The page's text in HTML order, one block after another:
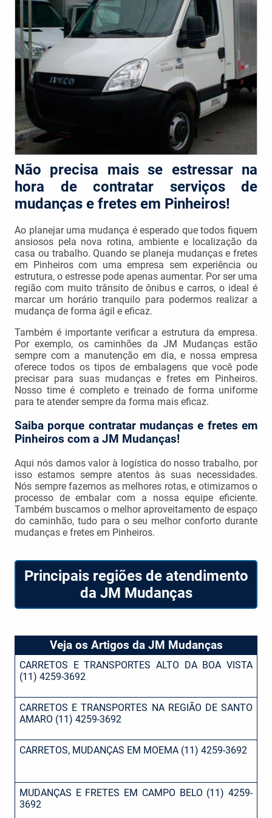
Não precisa mais se estressar na
hora de contratar serviços de
mudanças e fretes em Pinheiros!
Ao planejar uma mudança é esperado que todos fiquem
ansiosos pela nova rotina, ambiente e localização da
casa ou trabalho. Quando se planeja mudanças e fretes
em Pinheiros com uma empresa sem experiência ou
estrutura, o estresse pode apenas aumentar. Por ser uma
região com muito trânsito de ônibus e carros, o ideal é
marcar um horário tranquilo para podermos realizar a
mudança de forma ágil e eficaz.
Também é importante verificar a estrutura da empresa.
Por exemplo, os caminhões da JM Mudanças estão
sempre com a manutenção em dia, e nossa empresa
oferece todos os tipos de embalagens que você pode
precisar para suas mudanças e fretes em Pinheiros.
Nosso time é completo e treinado de forma uniforme
para te atender sempre da forma mais eficaz.
Saiba porque contratar mudanças e fretes em
Pinheiros com a JM Mudanças!
Aqui nós damos valor à logística do nosso trabalho, por
isso estamos sempre atentos às suas necessidades.
Nós sempre fazemos as melhores rotas, e otimizamos o
processo de embalar com a nossa equipe eficiente.
Também buscamos o melhor aproveitamento de espaço
do caminhão, tudo para o seu melhor conforto durante
mudanças e fretes em Pinheiros.
Principais regiões de atendimento
da JM Mudanças
Veja os Artigos da JM Mudanças
CARRETOS E TRANSPORTES ALTO DA BOA VISTA
(11) 4259-3692
CARRETOS E TRANSPORTES NA REGIÃO DE SANTO
AMARO (11) 4259-3692
CARRETOS, MUDANÇAS EM MOEMA (11) 4259-3692
MUDANÇAS E FRETES EM CAMPO BELO (11) 4259-
3692